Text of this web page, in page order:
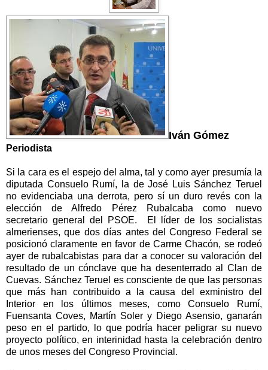
Iván Gómez
Periodista
Si la cara es el espejo del alma, tal y como ayer presumía la
diputada Consuelo Rumí, la de José Luis Sánchez Teruel
no evidenciaba una derrota, pero sí un duro revés con la
elección de Alfredo Pérez Rubalcaba como nuevo
secretario general del PSOE. El líder de los socialistas
almerienses, que dos días antes del Congreso Federal se
posicionó claramente en favor de Carme Chacón, se rodeó
ayer de rubalcabistas para dar a conocer su valoración del
resultado de un cónclave que ha desenterrado al Clan de
Cuevas. Sánchez Teruel es consciente de que las personas
que más han contribuido a la causa del exministro del
Interior en los últimos meses, como Consuelo Rumí,
Fuensanta Coves, Martín Soler y Diego Asensio, ganarán
peso en el partido, lo que podría hacer peligrar su nuevo
proyecto político, en interinidad hasta la celebración dentro
de unos meses del Congreso Provincial.